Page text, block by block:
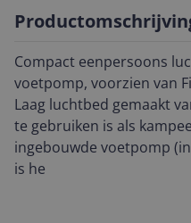
Compact eenpersoons
voetpomp, voorzien van
Laag luchtbed gemaakt
te gebruiken is als
ingebouwde voetpomp
is he